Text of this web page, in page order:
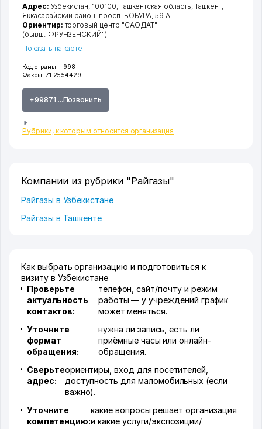
Код страны: +998
Факсы: 71 2554429
+99871 ...Позвонить
Рубрики, к которым относится организация
Адрес: Узбекистан, 100100, Ташкентская область, Ташкент,
Яккасарайский район, просп. БОБУРА, 59 А
Ориентир: торговый центр "САОДАТ"
(бывш."ФРУНЗЕНСКИЙ")
Показать на карте
Компании из рубрики "Райгазы"
Райгазы в Узбекистане
Райгазы в Ташкенте
Как выбрать организацию и подготовиться к
визиту в Узбекистане
Проверьте
актуальность
контактов:
телефон, сайт/почту и режим
работы — у учреждений график
может меняться.
Уточните
формат
обращения:
нужна ли запись, есть ли
приёмные часы или онлайн-
обращения.
Сверьте
адрес:
ориентиры, вход для посетителей,
доступность для маломобильных (если
важно).
Уточните
компетенцию:
какие вопросы решает организация
и какие услуги/экспозиции/